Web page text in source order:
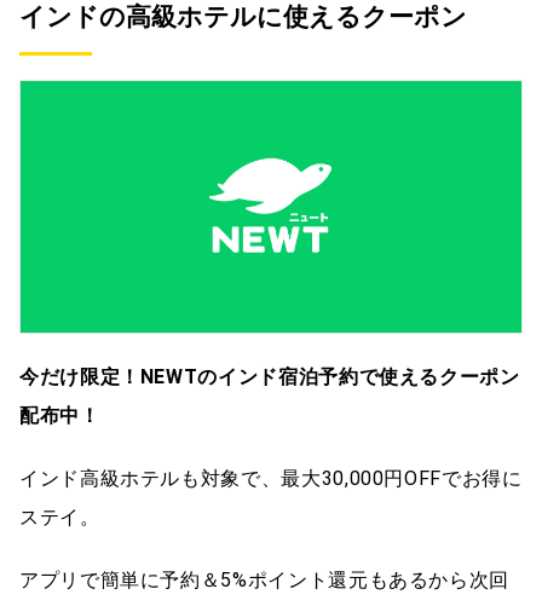
インドの高級ホテルに使えるクーポン
今だけ限定！NEWTのインド宿泊予約で使えるクーポン
配布中！
インド高級ホテルも対象で、最大30,000円OFFでお得に
ステイ。
アプリで簡単に予約＆5%ポイント還元もあるから次回